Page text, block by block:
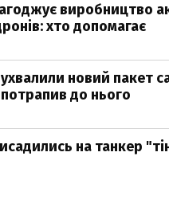
виробництво
хто допомагає
новий пакет
потрапив до нього
на танкер